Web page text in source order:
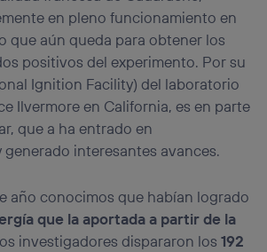
en pleno funcionamiento en
que aún queda para obtener los
positivos del experimento. Por su
Ignition Facility) del laboratorio
Ilvermore en California, es en parte
que a ha entrado en
interesantes avances.
año conocimos que habían logrado
que la aportada a partir de la
investigadores dispararon los192